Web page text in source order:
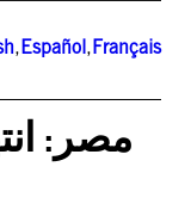
,Español,Français
مصر: